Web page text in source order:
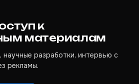
к
материалам
разработки, интервью с
рекламы.